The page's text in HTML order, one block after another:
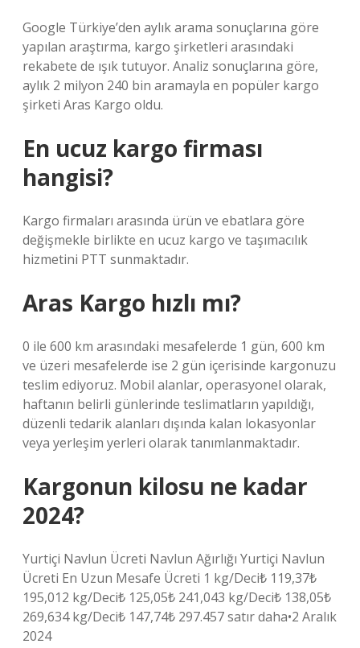
Google Türkiye’den aylık arama sonuçlarına göre
yapılan araştırma, kargo şirketleri arasındaki
rekabete de ışık tutuyor. Analiz sonuçlarına göre,
aylık 2 milyon 240 bin aramayla en popüler kargo
şirketi Aras Kargo oldu.
En ucuz kargo firması
hangisi?
Kargo firmaları arasında ürün ve ebatlara göre
değişmekle birlikte en ucuz kargo ve taşımacılık
hizmetini PTT sunmaktadır.
Aras Kargo hızlı mı?
0 ile 600 km arasındaki mesafelerde 1 gün, 600 km
ve üzeri mesafelerde ise 2 gün içerisinde kargonuzu
teslim ediyoruz. Mobil alanlar, operasyonel olarak,
haftanın belirli günlerinde teslimatların yapıldığı,
düzenli tedarik alanları dışında kalan lokasyonlar
veya yerleşim yerleri olarak tanımlanmaktadır.
Kargonun kilosu ne kadar
2024?
Yurtiçi Navlun Ücreti Navlun Ağırlığı Yurtiçi Navlun
Ücreti En Uzun Mesafe Ücreti 1 kg/Deci₺ 119,37₺
195,012 kg/Deci₺ 125,05₺ 241,043 kg/Deci₺ 138,05₺
269,634 kg/Deci₺ 147,74₺ 297.457 satır daha•2 Aralık
2024